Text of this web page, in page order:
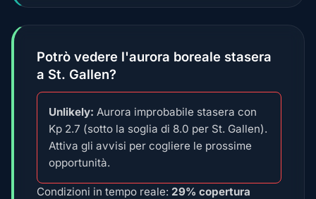
Potrò vedere l'aurora boreale stasera
a St. Gallen?
Unlikely: Aurora improbabile stasera con
Kp 2.7 (sotto la soglia di 8.0 per St. Gallen).
Attiva gli avvisi per cogliere le prossime
opportunità.
Condizioni in tempo reale: 29% copertura